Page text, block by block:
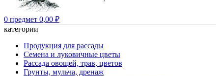
0 предмет 0,00 ₽
категории
Продукция для рассады
Семена и луковичные цветы
Рассада овощей, трав, цветов
Грунты, мульча, дренаж